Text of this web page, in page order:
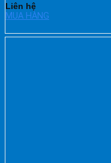
Liên hệ
MUA HÀNG